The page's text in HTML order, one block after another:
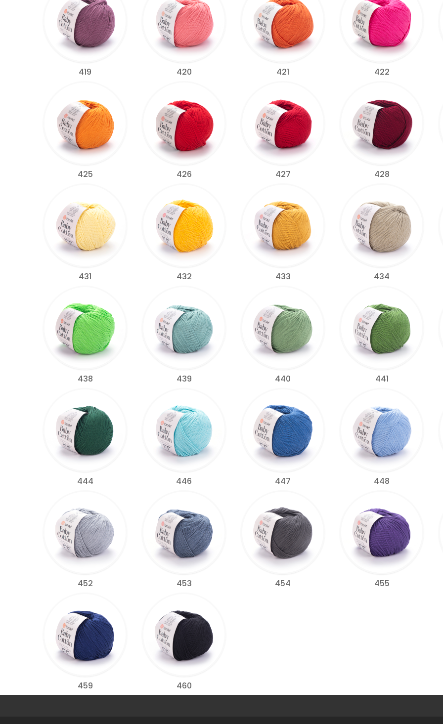
419 420 421 422
425 426 427 428
431 432 433 434
438 439 440 441
444 446 447 448
452 453 454 455
459 460